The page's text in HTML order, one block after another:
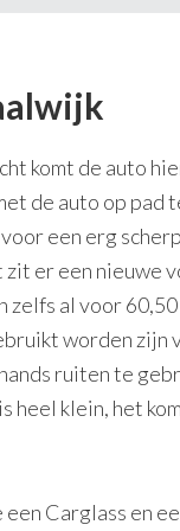
komt de auto
de auto op pad
een erg
er een nieuwe
zelfs al voor
worden zijn
ruiten te
klein, het
Carglass en